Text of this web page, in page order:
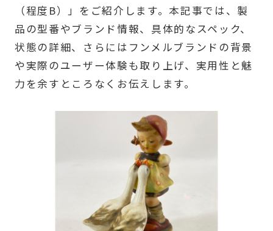
（程度B）」をご紹介します。本記事では、製
品の型番やブランド情報、具体的なスペック、
状態の詳細、さらにはフンメルブランドの背景
や実際のユーザー体験も取り上げ、実用性と魅
力を余すところなくお伝えします。